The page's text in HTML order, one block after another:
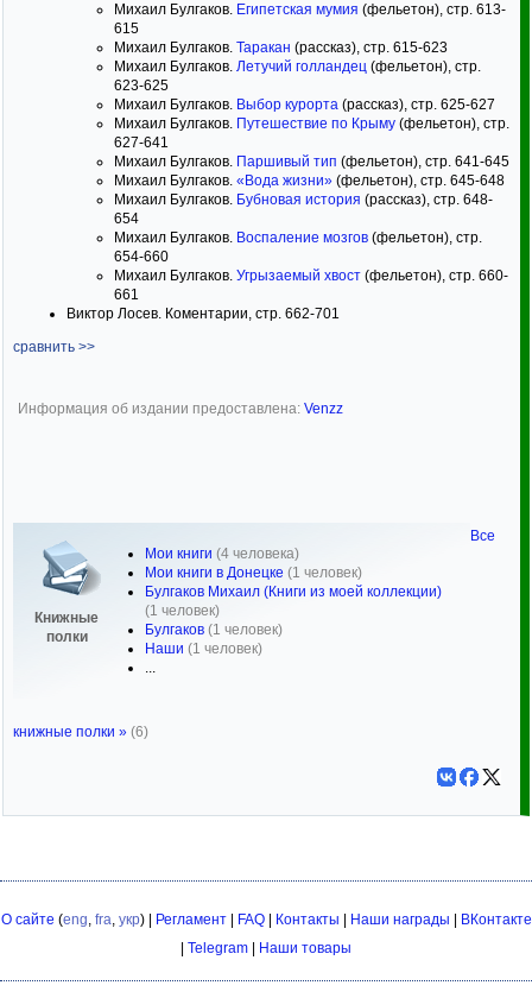
Михаил Булгаков. Египетская мумия (фельетон), стр. 613-
615
Михаил Булгаков. Таракан (рассказ), стр. 615-623
Михаил Булгаков. Летучий голландец (фельетон), стр.
623-625
Михаил Булгаков. Выбор курорта (рассказ), стр. 625-627
Михаил Булгаков. Путешествие по Крыму (фельетон), стр.
627-641
Михаил Булгаков. Паршивый тип (фельетон), стр. 641-645
Михаил Булгаков. «Вода жизни» (фельетон), стр. 645-648
Михаил Булгаков. Бубновая история (рассказ), стр. 648-
654
Михаил Булгаков. Воспаление мозгов (фельетон), стр.
654-660
Михаил Булгаков. Угрызаемый хвост (фельетон), стр. 660-
661
Виктор Лосев. Коментарии, стр. 662-701
сравнить >>
Информация об издании предоставлена: Venzz
Книжные
полки
Мои книги (4 человека)
Мои книги в Донецке (1 человек)
Булгаков Михаил (Книги из моей коллекции)
(1 человек)
Булгаков (1 человек)
Наши (1 человек)
...
Все
книжные полки » (6)
О сайте (eng, fra, укр) | Регламент| FAQ| Контакты Наши награды
ВКонтакте
Telegram Наши товары